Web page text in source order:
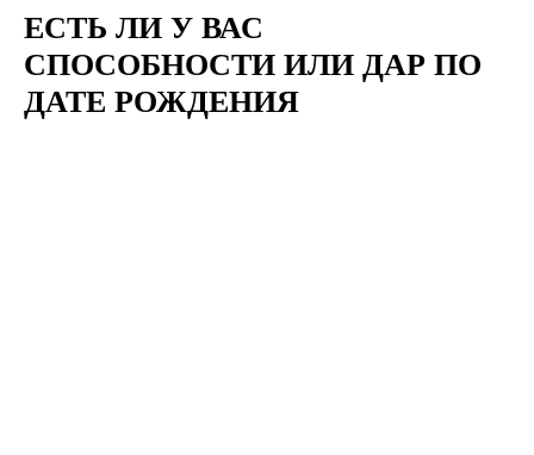
ЕСТЬ ЛИ У ВАС
СПОСОБНОСТИ ИЛИ ДАР ПО
ДАТЕ РОЖДЕНИЯ